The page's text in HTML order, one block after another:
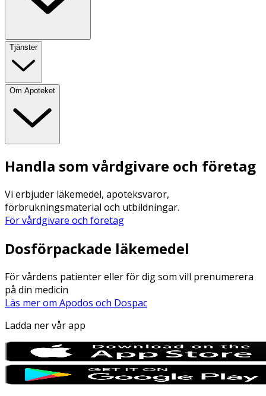
Tjänster
Om Apoteket
Handla som vårdgivare och företag
Vi erbjuder läkemedel, apoteksvaror,
förbrukningsmaterial och utbildningar.
För vårdgivare och företag
Dosförpackade läkemedel
För vårdens patienter eller för dig som vill prenumerera
på din medicin
Läs mer om Apodos och Dospac
Ladda ner vår app